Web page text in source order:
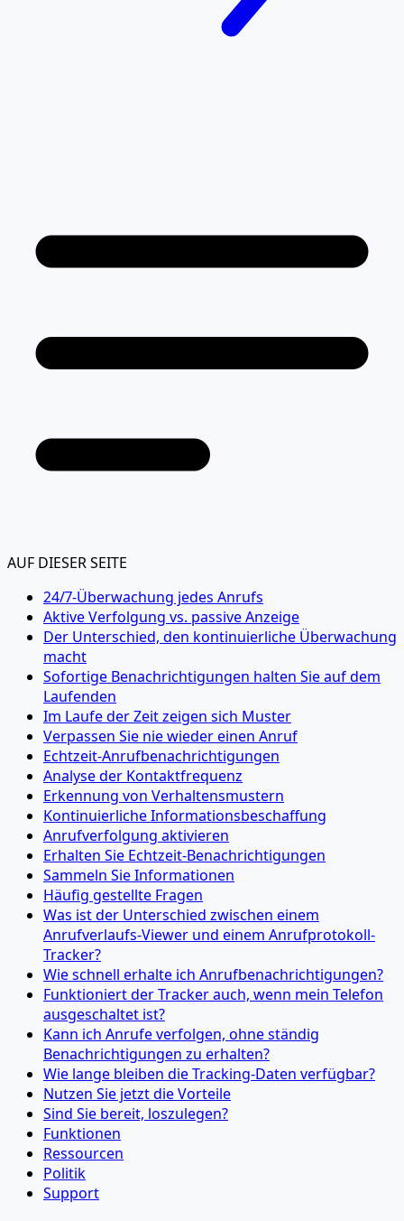
AUF DIESER SEITE
24/7-Überwachung jedes Anrufs
Aktive Verfolgung vs. passive Anzeige
Der Unterschied, den kontinuierliche Überwachung
macht
Sofortige Benachrichtigungen halten Sie auf dem
Laufenden
Im Laufe der Zeit zeigen sich Muster
Verpassen Sie nie wieder einen Anruf
Echtzeit-Anrufbenachrichtigungen
Analyse der Kontaktfrequenz
Erkennung von Verhaltensmustern
Kontinuierliche Informationsbeschaffung
Anrufverfolgung aktivieren
Erhalten Sie Echtzeit-Benachrichtigungen
Sammeln Sie Informationen
Häufig gestellte Fragen
Was ist der Unterschied zwischen einem
Anrufverlaufs-Viewer und einem Anrufprotokoll-
Tracker?
Wie schnell erhalte ich Anrufbenachrichtigungen?
Funktioniert der Tracker auch, wenn mein Telefon
ausgeschaltet ist?
Kann ich Anrufe verfolgen, ohne ständig
Benachrichtigungen zu erhalten?
Wie lange bleiben die Tracking-Daten verfügbar?
Nutzen Sie jetzt die Vorteile
Sind Sie bereit, loszulegen?
Funktionen
Ressourcen
Politik
Support